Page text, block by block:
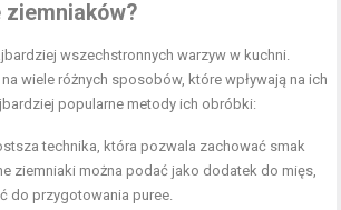
wszechstronnych warzyw w kuchni.
wiele różnych sposobów, które wpływają na ich
popularne metody ich obróbki:
technika, która pozwala zachować smak
ziemniaki można podać jako dodatek do mięs,
do przygotowania puree.